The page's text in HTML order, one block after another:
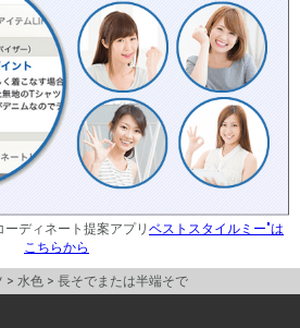
ディネート提案アプリ ベストスタイルミー"は
こちらから
水色 長そでまたは半端そで